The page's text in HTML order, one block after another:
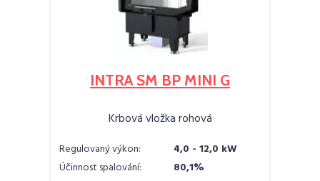
INTRA SM BP MINI G
Krbová vložka rohová
Regulovaný výkon:
4,0 - 12,0 kW
Účinnost spalování:
80,1%